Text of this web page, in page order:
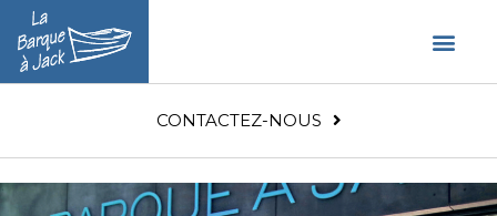
CONTACTEZ-NOUS